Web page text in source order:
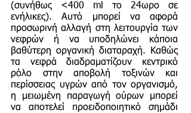
(συνήθως <400 ml το 24ωρο σε
ενήλικες). Αυτό μπορεί να αφορά
προσωρινή αλλαγή στη λειτουργία των
νεφρών ή να υποδηλώνει κάποια
βαθύτερη οργανική διαταραχή. Καθώς
τα νεφρά διαδραματίζουν κεντρικό
ρόλο στην αποβολή τοξινών και
περίσσειας υγρών από τον οργανισμό,
η μειωμένη παραγωγή ούρων μπορεί
να αποτελεί προειδοποιητικό σημάδι